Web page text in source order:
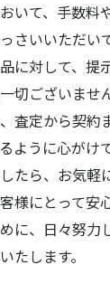
いて、手数料
さいいただい
に対して、提
切ございませ
査定から契約
ように心がけ
たら、お気軽
様にとって安
に、日々努力
たします。